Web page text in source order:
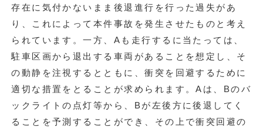
存在に気付かないまま後退進行を行った過失があ
り、これによって本件事故を発生させたものと考え
られています。一方、Aも走行するに当たっては、
駐車区画から退出する車両があることを想定し、そ
の動静を注視するとともに、衝突を回避するために
適切な措置をとることが求められます。Aは、Bのバ
ックライトの点灯等から、Bが左後方に後退してく
ることを予測することができ、その上で衝突回避の